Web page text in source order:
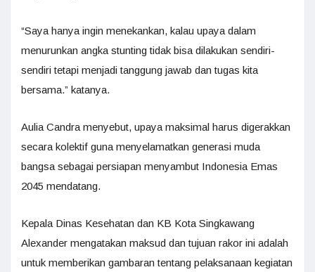
“Saya hanya ingin menekankan, kalau upaya dalam
menurunkan angka stunting tidak bisa dilakukan sendiri-
sendiri tetapi menjadi tanggung jawab dan tugas kita
bersama.” katanya.
Aulia Candra menyebut, upaya maksimal harus digerakkan
secara kolektif guna menyelamatkan generasi muda
bangsa sebagai persiapan menyambut Indonesia Emas
2045 mendatang.
Kepala Dinas Kesehatan dan KB Kota Singkawang
Alexander mengatakan maksud dan tujuan rakor ini adalah
untuk memberikan gambaran tentang pelaksanaan kegiatan